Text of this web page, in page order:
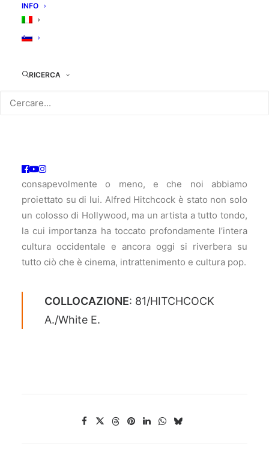
INFO
RICERCA
ALFRED HITCHCOCK:
ognuno da un’angolatura diversa, ognuno che rivela
pubblica che ha costruito attorno a sé sulla creatura
versioni di se stesso che ha trasmesso,
consapevolmente o meno, e che noi abbiamo
proiettato su di lui. Alfred Hitchcock è stato non solo
un colosso di Hollywood, ma un artista a tutto tondo,
la cui importanza ha toccato profondamente l’intera
cultura occidentale e ancora oggi si riverbera su
tutto ciò che è cinema, intrattenimento e cultura pop.
COLLOCAZIONE: 81/HITCHCOCK
A./White E.